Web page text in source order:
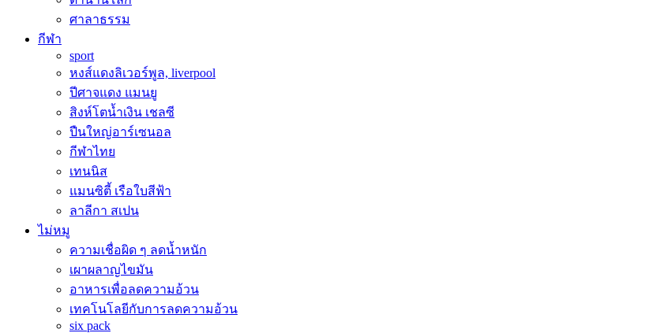
ศาลาธรรม
กีฬา
sport
หงส์แดงลิเวอร์พูล, liverpool
ปีศาจแดง แมนยู
สิงห์โตน้ำเงิน เชลซี
ปืนใหญ่อาร์เซนอล
กีฬาไทย
เทนนิส
แมนซิตี้ เรือใบสีฟ้า
ลาลีกา สเปน
ไม่หมู
ความเชื่อผิด ๆ ลดน้ำหนัก
เผาผลาญไขมัน
อาหารเพื่อลดความอ้วน
เทคโนโลยีกับการลดความอ้วน
six pack